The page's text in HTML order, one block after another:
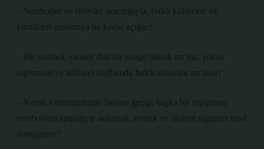
– Semboller ve ritüeller aracılığıyla, farklı kültürleri ve
kimlikleri anlamaya ne kadar açığız?
– Bir sembol, sadece dini bir simge olarak mı var, yoksa
toplumsal ve kültürel bağlamda farklı anlamlar mı taşır?
– Kendi kültürümüzün ötesine geçip, başka bir toplumun
sembolünü empatiyle anlamak, kimlik ve aidiyet algımızı nasıl
dönüştürür?